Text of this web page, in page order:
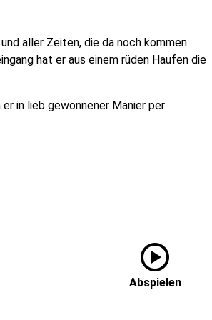
aller Zeiten, die da noch kommen
hat er aus einem rüden Haufen die
in lieb gewonnener Manier per
play_circle
Abspielen